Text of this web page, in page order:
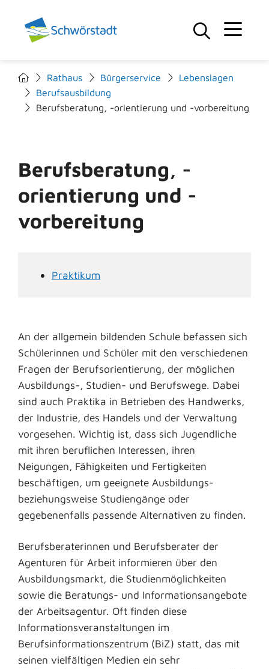
Rathaus Bürgerservice
Lebenslagen
Berufsausbildung
Berufsberatung, -orientierung und -vorbereitung
Berufsberatung, -
orientierung und -
vorbereitung
Praktikum
An der allgemein bildenden Schule befassen sich
Schülerinnen und Schüler mit den verschiedenen
Fragen der Berufsorientierung, der möglichen
Ausbildungs-, Studien- und Berufswege. Dabei
sind auch Praktika in Betrieben des Handwerks,
der Industrie, des Handels und der Verwaltung
vorgesehen. Wichtig ist, dass sich Jugendliche
mit ihren beruflichen Interessen, ihren
Neigungen, Fähigkeiten und Fertigkeiten
beschäftigen, um geeignete Ausbildungs-
beziehungsweise Studiengänge oder
gegebenenfalls passende Alternativen zu finden.
Berufsberaterinnen und Berufsberater der
Agenturen für Arbeit informieren über den
Ausbildungsmarkt, die Studienmöglichkeiten
sowie die Beratungs- und Informationsangebote
der Arbeitsagentur. Oft finden diese
Informationsveranstaltungen im
Berufsinformationszentrum (BiZ) statt, das mit
seinen vielfältigen Medien ein sehr